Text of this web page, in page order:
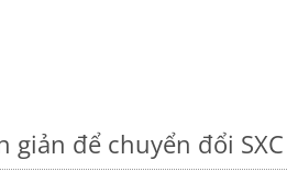
giản để chuyển đổi